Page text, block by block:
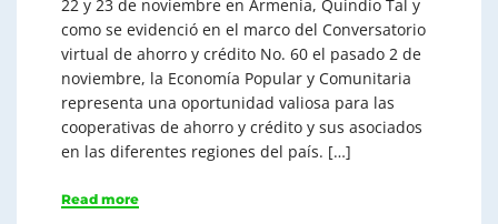
22 y 23 de noviembre en Armenía, Quindío Tal y
como se evidenció en el marco del Conversatorio
virtual de ahorro y crédito No. 60 el pasado 2 de
noviembre, la Economía Popular y Comunitaria
representa una oportunidad valiosa para las
cooperativas de ahorro y crédito y sus asociados
en las diferentes regiones del país. […]
Read more